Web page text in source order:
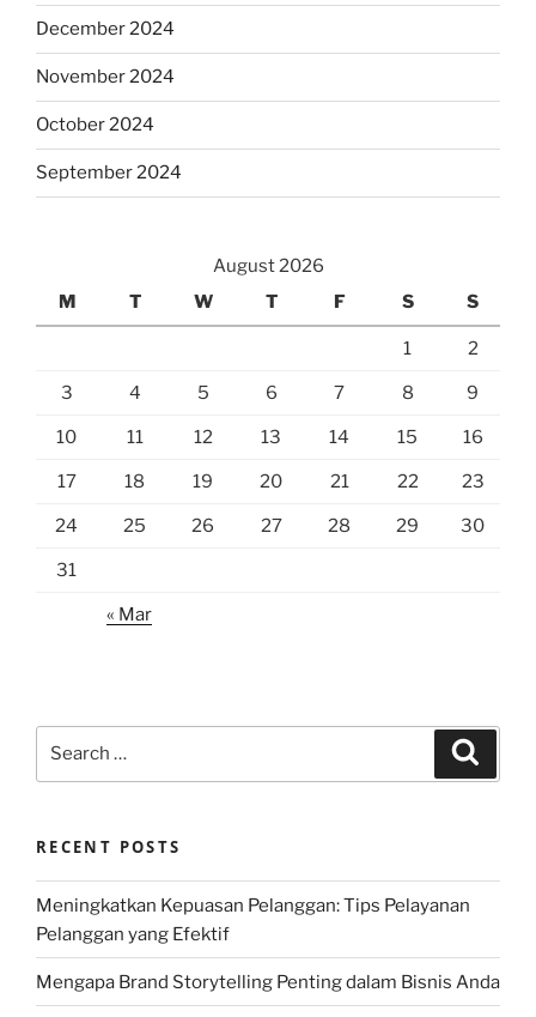
December 2024
November 2024
October 2024
September 2024
August 2026
M
T W T F S S
1 2
3 4 5 6 7 8 9
10 11 12 13 14 15 16
17 18 19 20 21 22 23
24 25 26 27 28 29 30
31
« Mar
RECENT POSTS
Meningkatkan Kepuasan Pelanggan: Tips Pelayanan
Pelanggan yang Efektif
Mengapa Brand Storytelling Penting dalam Bisnis Anda